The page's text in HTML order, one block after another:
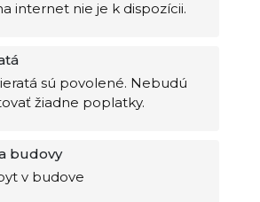
internet nie je k dispozícii.
sú povolené. Nebudú
žiadne poplatky.
budovy
v budove